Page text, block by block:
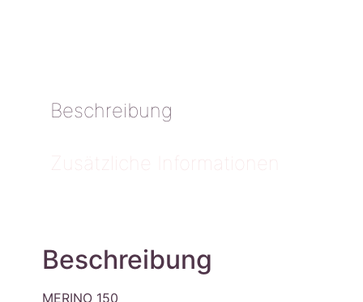
Beschreibung
Zusätzliche Informationen
Beschreibung
MERINO 150